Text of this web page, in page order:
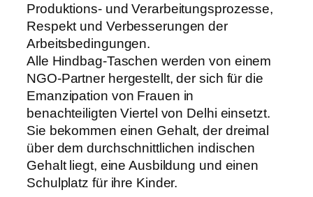
Produktions- und Verarbeitungsprozesse,
Respekt und Verbesserungen der
Arbeitsbedingungen.
Alle Hindbag-Taschen werden von einem
NGO-Partner hergestellt, der sich für die
Emanzipation von Frauen in
benachteiligten Viertel von Delhi einsetzt.
Sie bekommen einen Gehalt, der dreimal
über dem durchschnittlichen indischen
Gehalt liegt, eine Ausbildung und einen
Schulplatz für ihre Kinder.